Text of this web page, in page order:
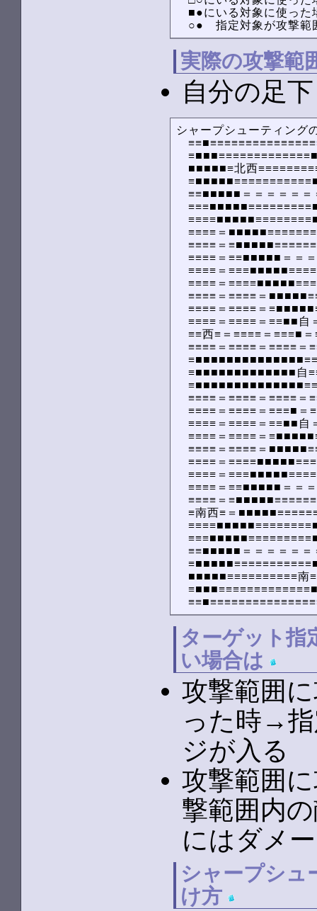
■●にいる対象に使った
○●　指定対象が攻撃範
実際の攻撃範
自分の足
シャープシューティング
■■■■■≡北西
≡≡■■■■■＝＝＝＝＝＝
≡≡≡≡＝
≡≡≡≡＝
≡≡≡≡＝≡≡■■■■■＝＝
≡≡≡≡＝
≡≡≡≡＝
≡≡≡≡＝≡≡≡≡＝
≡≡≡≡＝≡≡≡≡＝
≡≡≡≡＝≡≡≡≡＝≡≡■■自
≡≡西≡＝≡≡≡≡＝≡≡≡■
≡≡≡≡＝≡≡≡≡＝≡≡≡≡＝
≡■■■■■■■■■■■■■
≡≡≡≡＝≡≡≡≡＝≡≡≡≡＝
≡≡≡≡＝≡≡≡≡＝≡≡≡■＝
≡≡≡≡＝≡≡≡≡＝≡≡■■自
≡≡≡≡＝≡≡≡≡＝
≡≡≡≡＝≡≡≡≡＝
≡≡≡≡＝
≡≡≡≡＝
≡≡≡≡＝≡≡■■■■■＝＝
≡≡≡≡＝
≡南西≡＝
≡≡■■■■■＝＝＝＝＝＝
■■■■■≡≡≡≡≡≡≡≡≡≡南
ターゲット指
い場合は
攻撃範囲
った時→
ジが入る
攻撃範囲
撃範囲内
にはダメ
シャープシュ
け方